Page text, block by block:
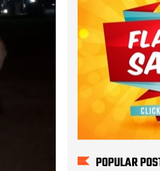
POPULAR